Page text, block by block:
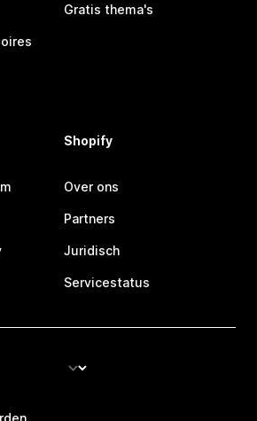
Gratis thema's
Shopify
Over ons
Partners
Juridisch
Servicestatus